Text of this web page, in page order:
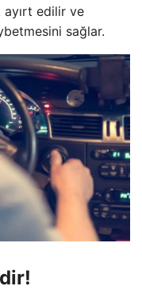
edilir ve
sağlar.